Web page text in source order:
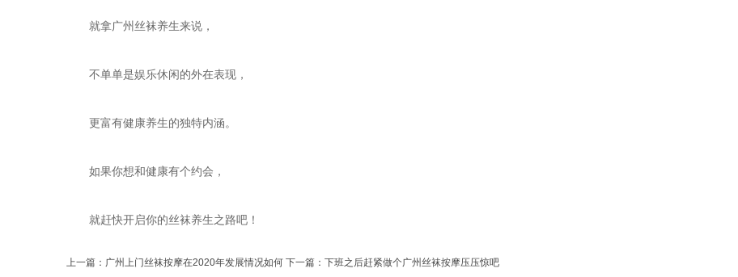
就拿广州丝袜养生来说，
不单单是娱乐休闲的外在表现，
更富有健康养生的独特内涵。
如果你想和健康有个约会，
就赶快开启你的丝袜养生之路吧！
上一篇： 广州上门丝袜按摩在2020年发展情况如何 下一篇： 下班之后赶紧做个广州丝袜按摩压压惊吧